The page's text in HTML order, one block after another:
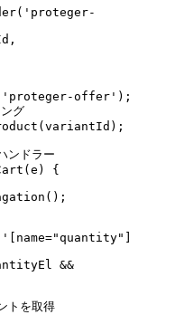
( 'proteger-
'proteger-offer' );
ング
(variantId);
ンドラー
( e ) {
();
'[name="quantity"]
&&
ントを取得